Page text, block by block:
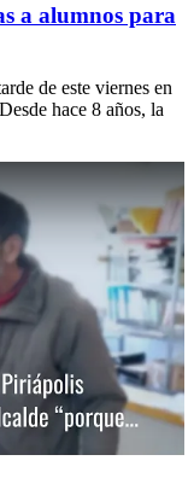
a alumnos para
de este viernes en
hace 8 años, la
criticó la actual